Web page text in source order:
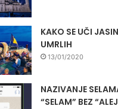
KAKO SE UČI
UMRLIH
13/01/2020
NAZIVANJE
“SELAM” BEZ